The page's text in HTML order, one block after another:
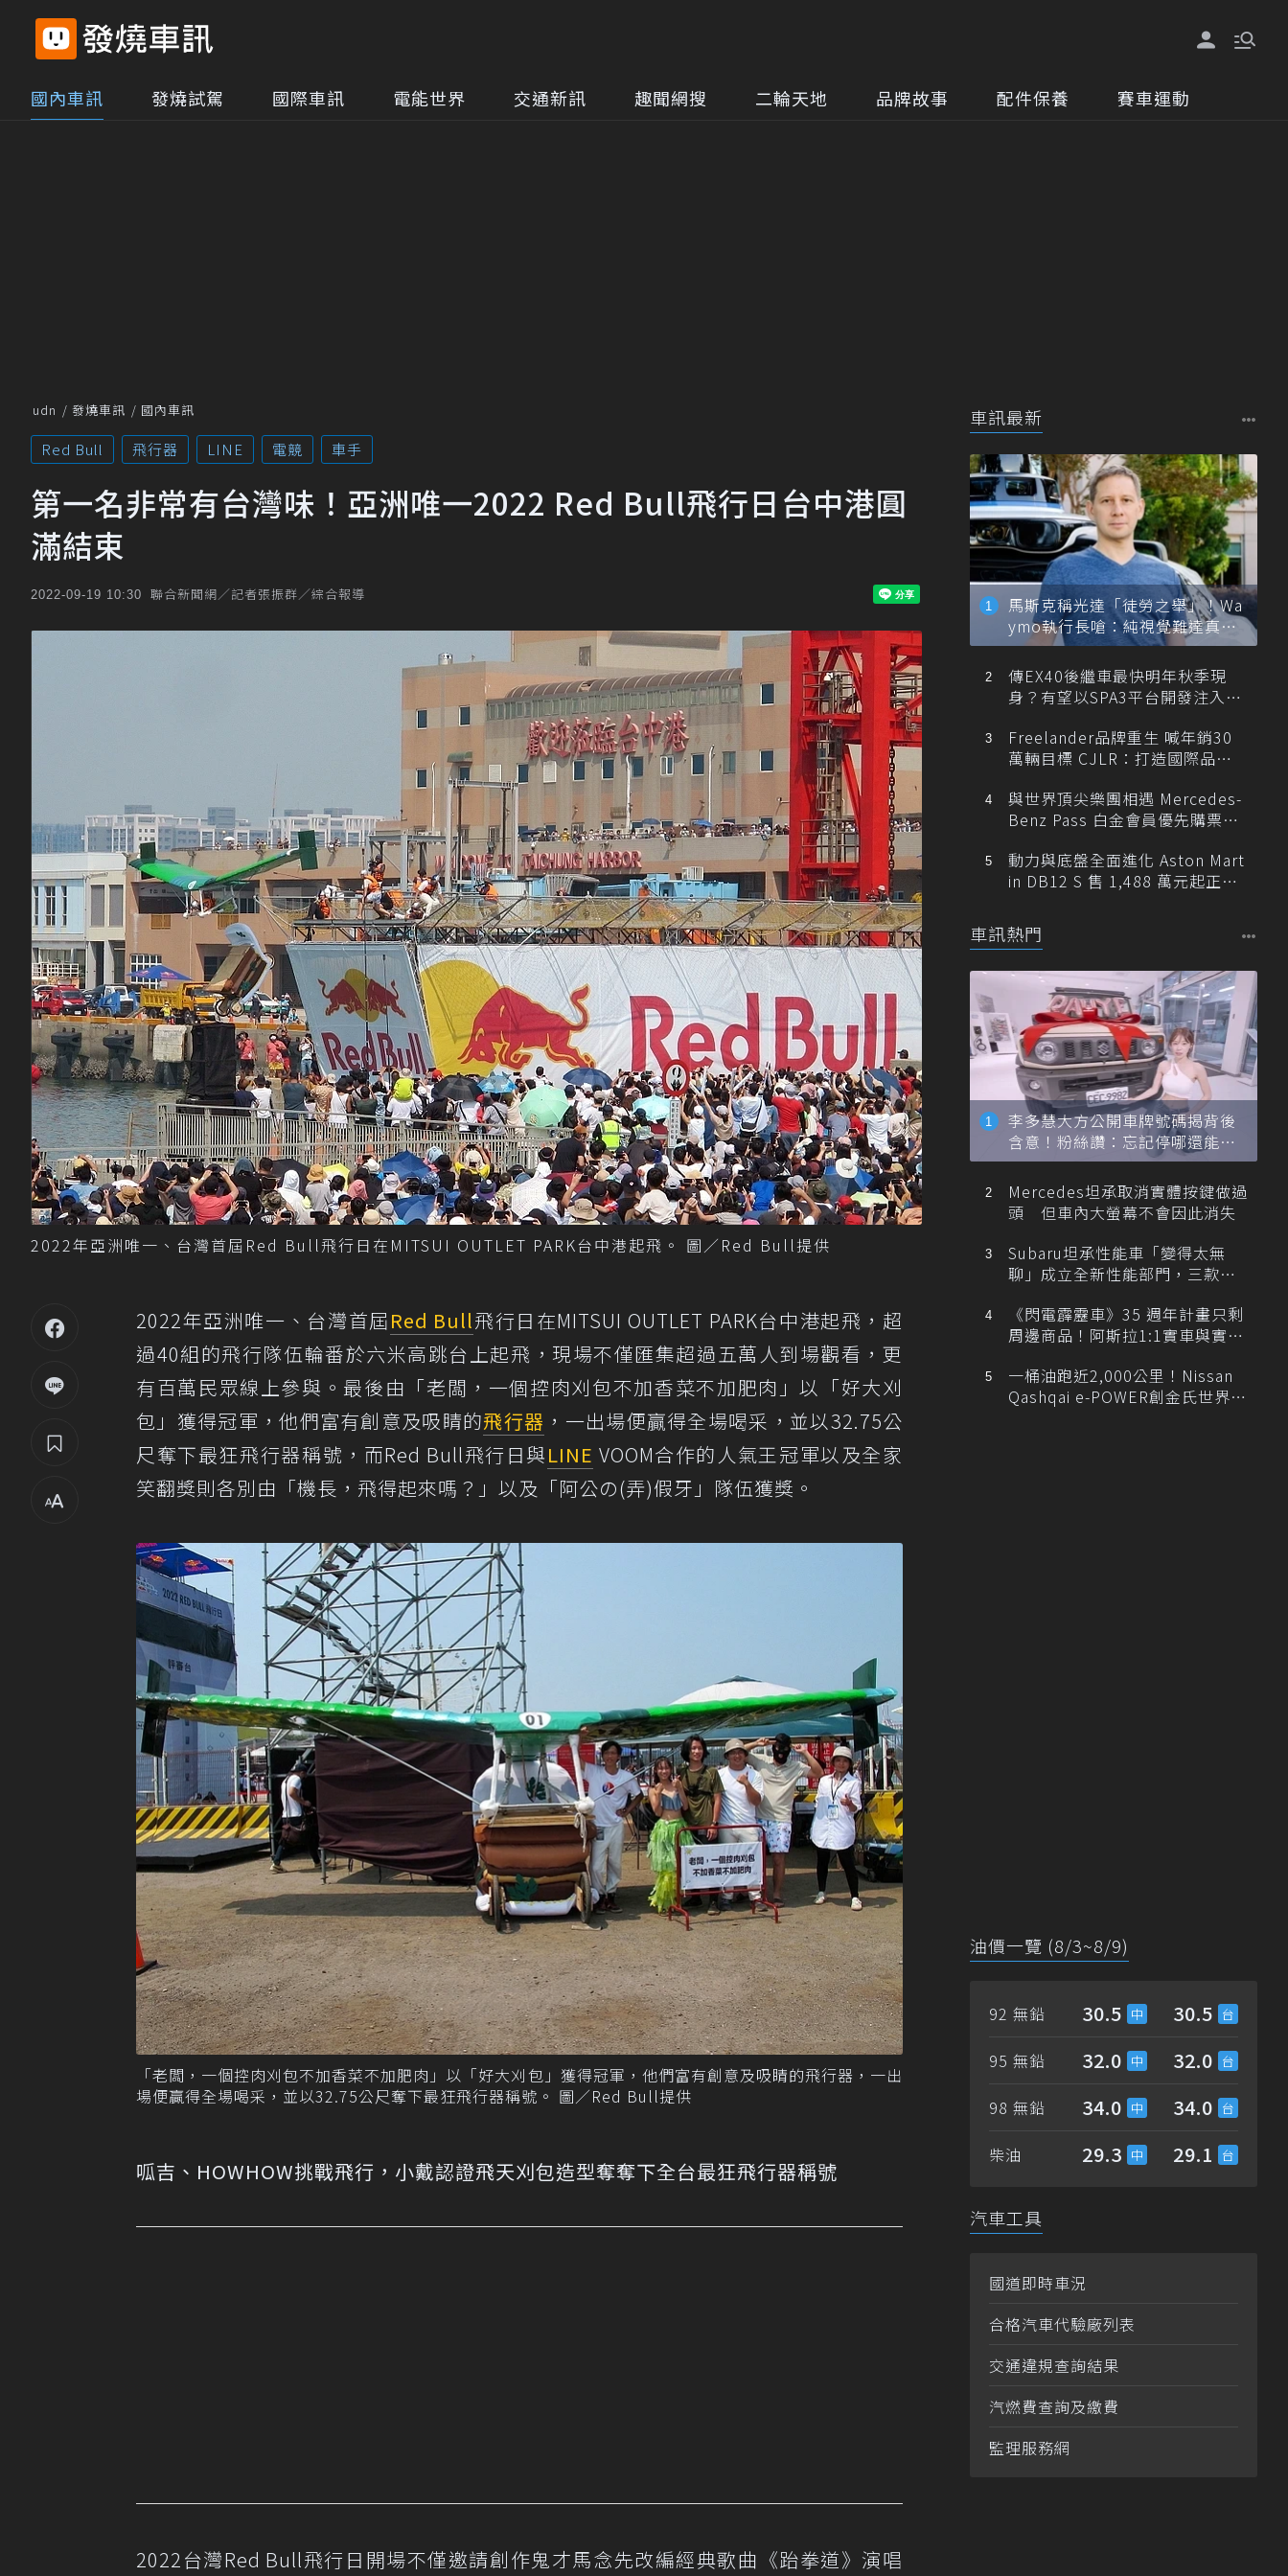
國內車訊 發燒試駕 國際車訊 電能世界 交通新訊 趣聞網搜 二輪天地 品牌故事 配件保養 賽車運動
udn 發燒車訊 國內車訊
Red Bull 飛行器 LINE 電競 車手
第一名非常有台灣味！亞洲唯一2022 Red Bull飛行日台中港圓
滿結束
2022-09-19 10:30 聯合新聞網／記者張振群／綜合報導
2022年亞洲唯一、台灣首屆Red Bull飛行日在MITSUI OUTLET PARK台中港起飛。 圖／Red Bull提供
2022年亞洲唯一、台灣首屆Red Bull飛行日在MITSUI OUTLET PARK台中港起飛，超
過40組的飛行隊伍輪番於六米高跳台上起飛，現場不僅匯集超過五萬人到場觀看，更
有百萬民眾線上參與。最後由「老闆，一個控肉刈包不加香菜不加肥肉」以「好大刈
包」獲得冠軍，他們富有創意及吸睛的飛行器 ，一出場便贏得全場喝采，並以32.75公
尺奪下最狂飛行器稱號，而Red Bull飛行日與LINE VOOM合作的人氣王冠軍以及全家
笑翻獎則各別由「機長，飛得起來嗎？」以及「阿公の(弄)假牙」隊伍獲獎。
「老闆，一個控肉刈包不加香菜不加肥肉」以「好大刈包」獲得冠軍，他們富有創意及吸睛的飛行器，一出
場便贏得全場喝采，並以32.75公尺奪下最狂飛行器稱號。 圖／Red Bull提供
呱吉、HOWHOW挑戰飛行，小戴認證飛天刈包造型奪奪下全台最狂飛行器稱號
2022台灣Red Bull飛行日開場不僅邀請創作鬼才馬念先改編經典歌曲《跆拳道》演唱
車訊最新
馬斯克稱光達「徒勞之舉」！Wa
ymo執行長嗆：純視覺難達真正
自動駕駛
傳EX40後繼車最快明年秋季現
身？有望以SPA3平台開發注入80
Freelander品牌重生 喊年銷30
萬輛目標 CJLR：打造國際品牌
與世界頂尖樂團相遇 Mercedes-
Benz Pass 白金會員優先購票維
動力與底盤全面進化 Aston Mart
in DB12 S 售 1,488 萬元起正式
車訊熱門
李多慧大方公開車牌號碼揭背後
含意！粉絲讚：忘記停哪還能幫
忙找車
Mercedes坦承取消實體按鍵做過
頭 但車內大螢幕不會因此消失
Subaru坦承性能車「變得太無
聊」成立全新性能部門，三款手
《閃電霹靂車》35 週年計畫只剩
周邊商品！阿斯拉1:1實車與實體
一桶油跑近2,000公里！Nissan
Qashqai e-POWER創金氏世界紀
油價一覽 (8/3~8/9)
92 無鉛 30.5 30.5
95 無鉛 32.0 32.0
98 無鉛 34.0 34.0
柴油 29.3 29.1
汽車工具
國道即時車況
合格汽車代驗廠列表
交通違規查詢結果
汽燃費查詢及繳費
監理服務網